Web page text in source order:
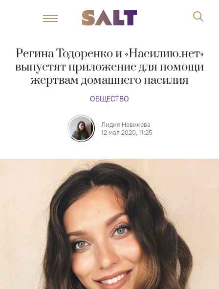
Регина Тодоренко и «Насилию.нет»
выпустят приложение для помощи
жертвам домашнего насилия
ОБЩЕСТВО
Лидия Новикова
12 мая 2020, 11:25